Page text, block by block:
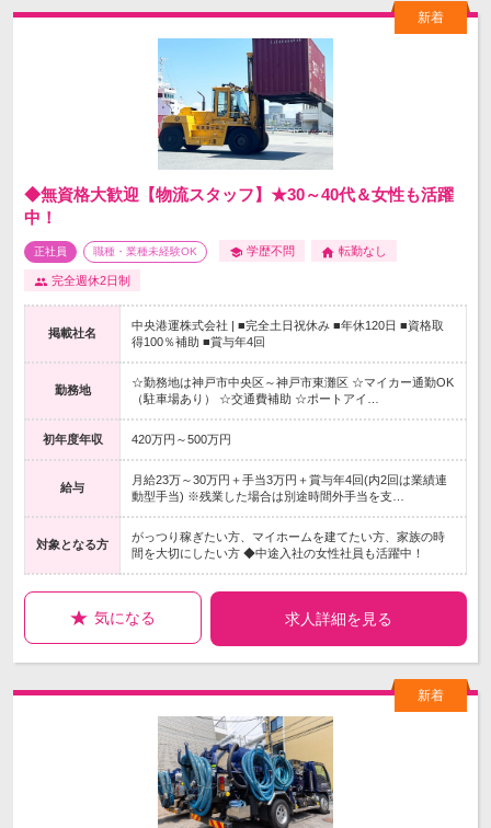
◆無資格大歓迎【物流スタッフ】★30～40代＆女性も活躍
中！
正社員 職種・業種未経験OK 学歴不問 転勤なし
完全週休2日制
掲載社名
中央港運株式会社 | ■完全土日祝休み ■年休120日 ■資格取
得100％補助 ■賞与年4回
勤務地
☆勤務地は神戸市中央区～神戸市東灘区 ☆マイカー通勤OK
（駐車場あり） ☆交通費補助 ☆ポートアイ…
初年度年収 420万円～500万円
給与
月給23万～30万円＋手当3万円＋賞与年4回(内2回は業績連
動型手当) ※残業した場合は別途時間外手当を支…
対象となる方
がっつり稼ぎたい方、マイホームを建てたい方、家族の時
間を大切にしたい方 ◆中途入社の女性社員も活躍中！
気になる 求人詳細を見る